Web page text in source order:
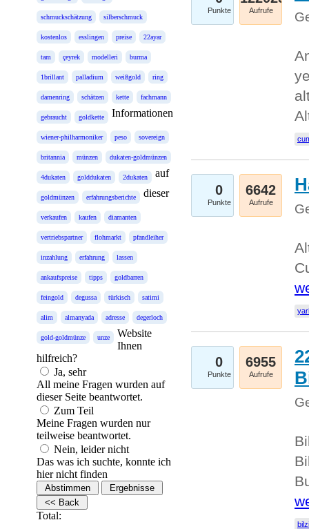
schmuckschätzung silberschmuck
kostenlos esslingen preise 22ayar
tam çeyrek modelleri burma
1brillant palladium weißgold ring
damenring schätzen kette fachmann
gebraucht goldkette
wiener-philharmoniker peso sovereign
britannia münzen dukaten-goldmünzen
4dukaten golddukaten 2dukaten
goldmünzen erfahrungsberichte
verkaufen kaufen diamanten
vertriebspartner flohmarkt pfandleiher
inzahlung erfahrung lassen
ankaufspreise tipps goldbarren
feingold degussa türkisch satimi
alim almanyada adresse degerloch
gold-goldmünze unze
Informationen
auf
dieser
Website
Ihnen
hilfreich?
Ja, sehr
All meine Fragen wurden auf
dieser Seite beantwortet.
Zum Teil
Meine Fragen wurden nur
teilweise beantwortet.
Nein, leider nicht
Das was ich suchte, konnte ich
hier nicht finden
Total:
Punkte Aufrufe
0
Punkte
6642
Aufrufe
0
Punkte
6955
Aufrufe